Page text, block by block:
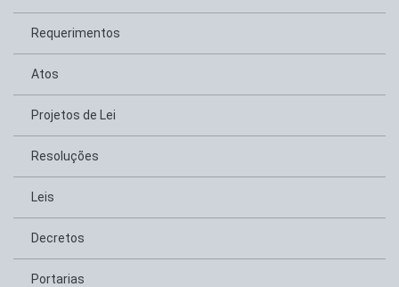
Requerimentos
Atos
Projetos de Lei
Resoluções
Leis
Decretos
Portarias